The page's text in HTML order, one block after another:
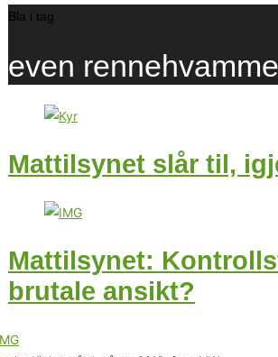
Bla i tag
even
Mattilsynet slår til,
Mattilsynet:
brutale ansikt?